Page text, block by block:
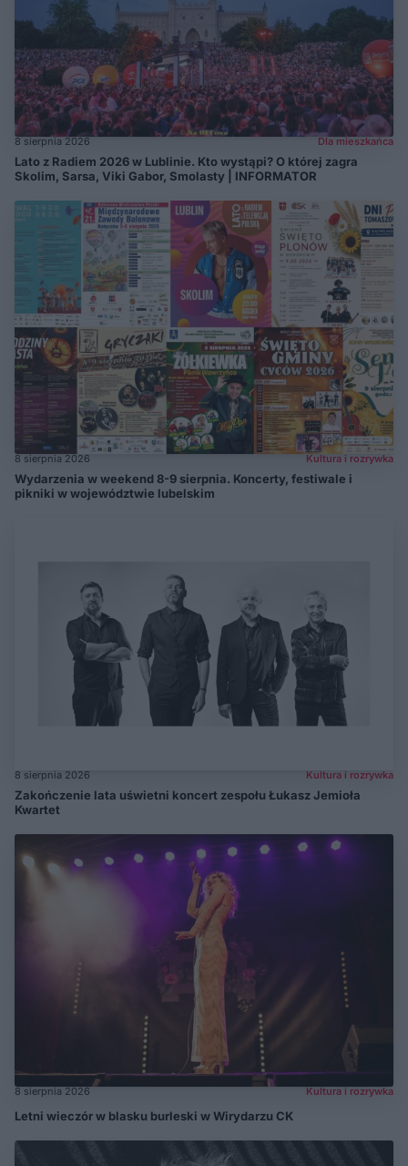
8 sierpnia 2026 Dla mieszkańca
Lato z Radiem 2026 w Lublinie. Kto wystąpi? O której zagra
Skolim, Sarsa, Viki Gabor, Smolasty | INFORMATOR
8 sierpnia 2026 Kultura i rozrywka
Wydarzenia w weekend 8-9 sierpnia. Koncerty, festiwale i
pikniki w województwie lubelskim
8 sierpnia 2026 Kultura i rozrywka
Zakończenie lata uświetni koncert zespołu Łukasz Jemioła
Kwartet
8 sierpnia 2026 Kultura i rozrywka
Letni wieczór w blasku burleski w Wirydarzu CK